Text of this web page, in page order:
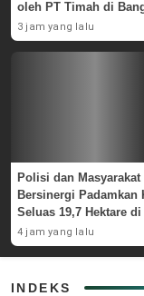
oleh PT Timah di
Belitung
3 jam yang lalu
Polisi dan Masyarakat
Bersinergi Padamkan
Seluas 19,7 Hektare di
4 jam yang lalu
INDEKS